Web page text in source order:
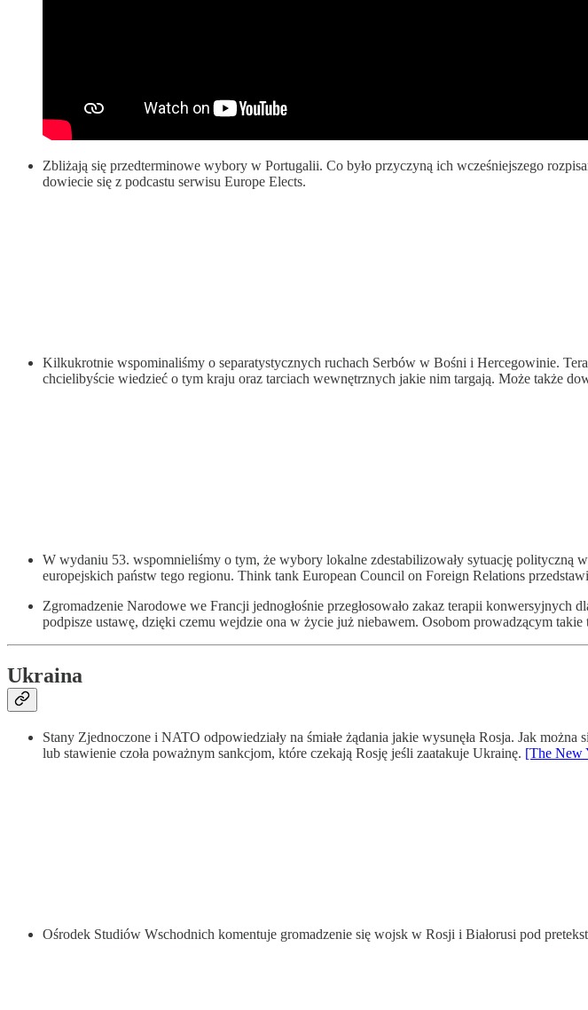
Zbliżają się przedterminowe wybory w Portugalii. Co było przyczyną ich wcześniejszego
dowiecie się z podcastu serwisu Europe Elects.
Kilkukrotnie wspominaliśmy o separatystycznych ruchach Serbów w Bośni i Hercegowinie.
chcielibyście wiedzieć o tym kraju oraz tarciach wewnętrznych jakie nim targają. Może także
W wydaniu 53. wspomnieliśmy o tym, że wybory lokalne zdestabilizowały sytuację polityczną
europejskich państw tego regionu. Think tank European Council on Foreign Relations
Zgromadzenie Narodowe we Francji jednogłośnie przegłosowało zakaz terapii
podpisze ustawę, dzięki czemu wejdzie ona w życie już niebawem. Osobom prowadzącym
Ukraina
Stany Zjednoczone i NATO odpowiedziały na śmiałe żądania jakie wysunęła Rosja. Jak
lub stawienie czoła poważnym sankcjom, które czekają Rosję jeśli zaatakuje Ukrainę. [The New
Ośrodek Studiów Wschodnich komentuje gromadzenie się wojsk w Rosji i Białorusi pod